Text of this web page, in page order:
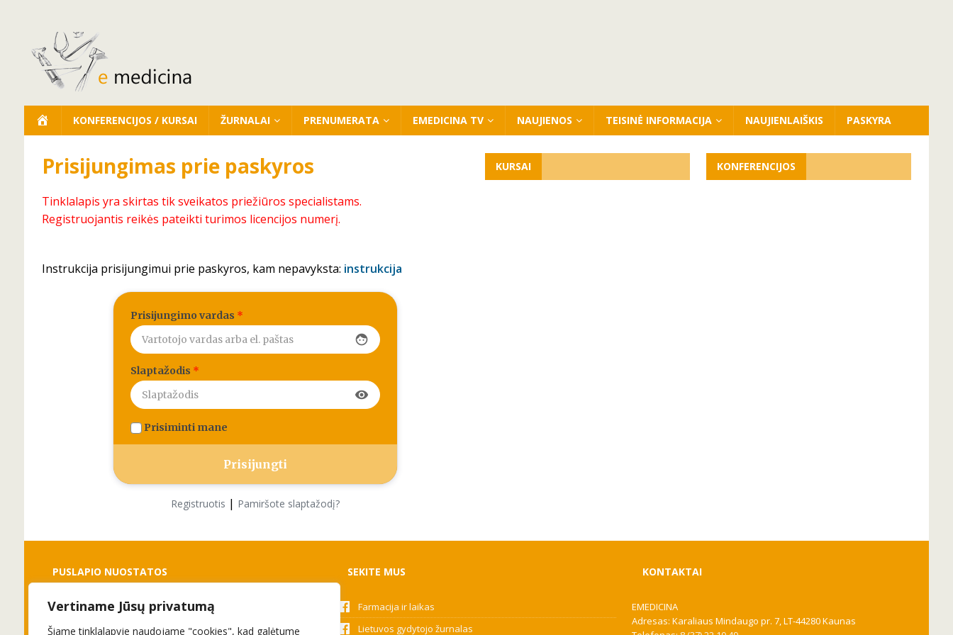
Vertiname Jūsų privatumą
Šiame tinklalapyje naudojame "cookies", kad galėtume
KONFERENCIJOS / KURSAI ŽURNALAI PRENUMERATA EMEDICINA TV NAUJIENOS TEISINĖ INFORMACIJA NAUJIENLAIŠKIS PASKYRA
Prisijungimas prie paskyros
Tinklalapis yra skirtas tik sveikatos priežiūros specialistams.
Registruojantis reikės pateikti turimos licencijos numerį.
Instrukcija prisijungimui prie paskyros, kam nepavyksta: instrukcija
Prisijungimo vardas *
face
Slaptažodis *
visibility
Prisiminti mane
Registruotis | Pamiršote slaptažodį?
KURSAI KONFERENCIJOS
PUSLAPIO NUOSTATOS
Slapukai
Privatumo politika
SEKITE MUS
Farmacija ir laikas
Lietuvos gydytojo žurnalas
KONTAKTAI
EMEDICINA
Adresas: Karaliaus Mindaugo pr. 7, LT-44280 Kaunas